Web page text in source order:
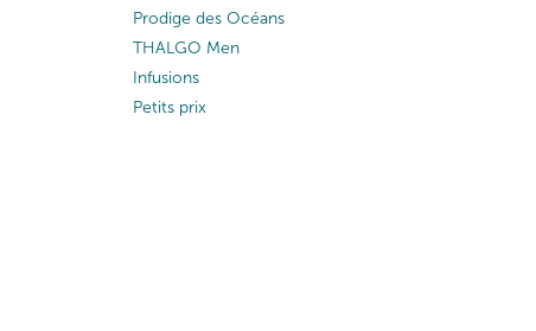
Prodige des Océans
THALGO Men
Infusions
Petits prix